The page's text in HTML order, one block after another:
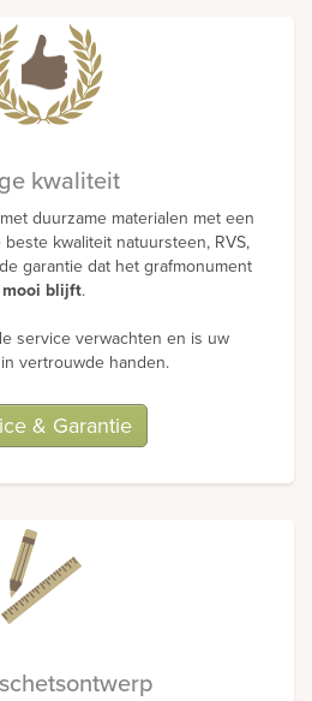
kwaliteit
duurzame materialen met een
beste kwaliteit natuursteen, RVS,
garantie dat het grafmonument
mooi blijft.
service verwachten en is uw
vertrouwde handen.
& Garantie